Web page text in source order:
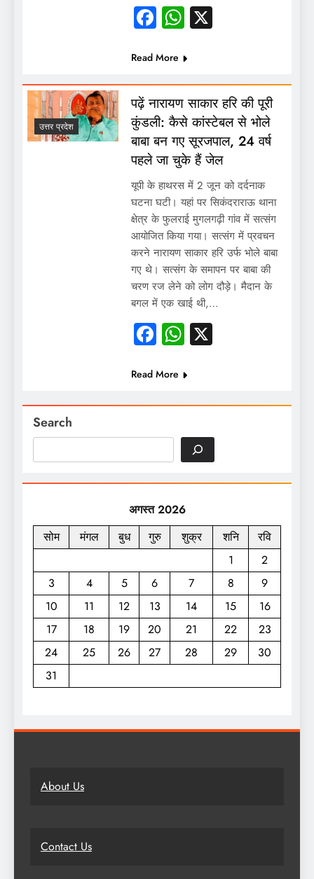
Facebook
WhatsApp
X
Read More
उत्तर प्रदेश
पढ़ें नारायण साकार हरि की पूरी
कुंडली: कैसे कांस्टेबल से भोले
बाबा बन गए सूरजपाल, 24 वर्ष
पहले जा चुके हैं जेल
यूपी के हाथरस में 2 जून को दर्दनाक
घटना घटी। यहां पर सिकंदराराऊ थाना
क्षेत्र के फुलराई मुगलगढ़ी गांव में सत्संग
आयोजित किया गया। सत्संग में प्रवचन
करने नारायण साकार हरि उर्फ भोले बाबा
गए थे। सत्संग के समापन पर बाबा की
चरण रज लेने को लोग दौड़े। मैदान के
बगल में एक खाई थी,…
Facebook
WhatsApp
X
Read More
Search
अगस्त 2026
सोम
मंगल बुध गुरु शुक्र शनि
रवि
1
2
3
4 5 6 7 8
9
10
11 12 13 14 15
16
17
18 19 20 21 22
23
24
25 26 27 28 29
30
31
About Us
Contact Us